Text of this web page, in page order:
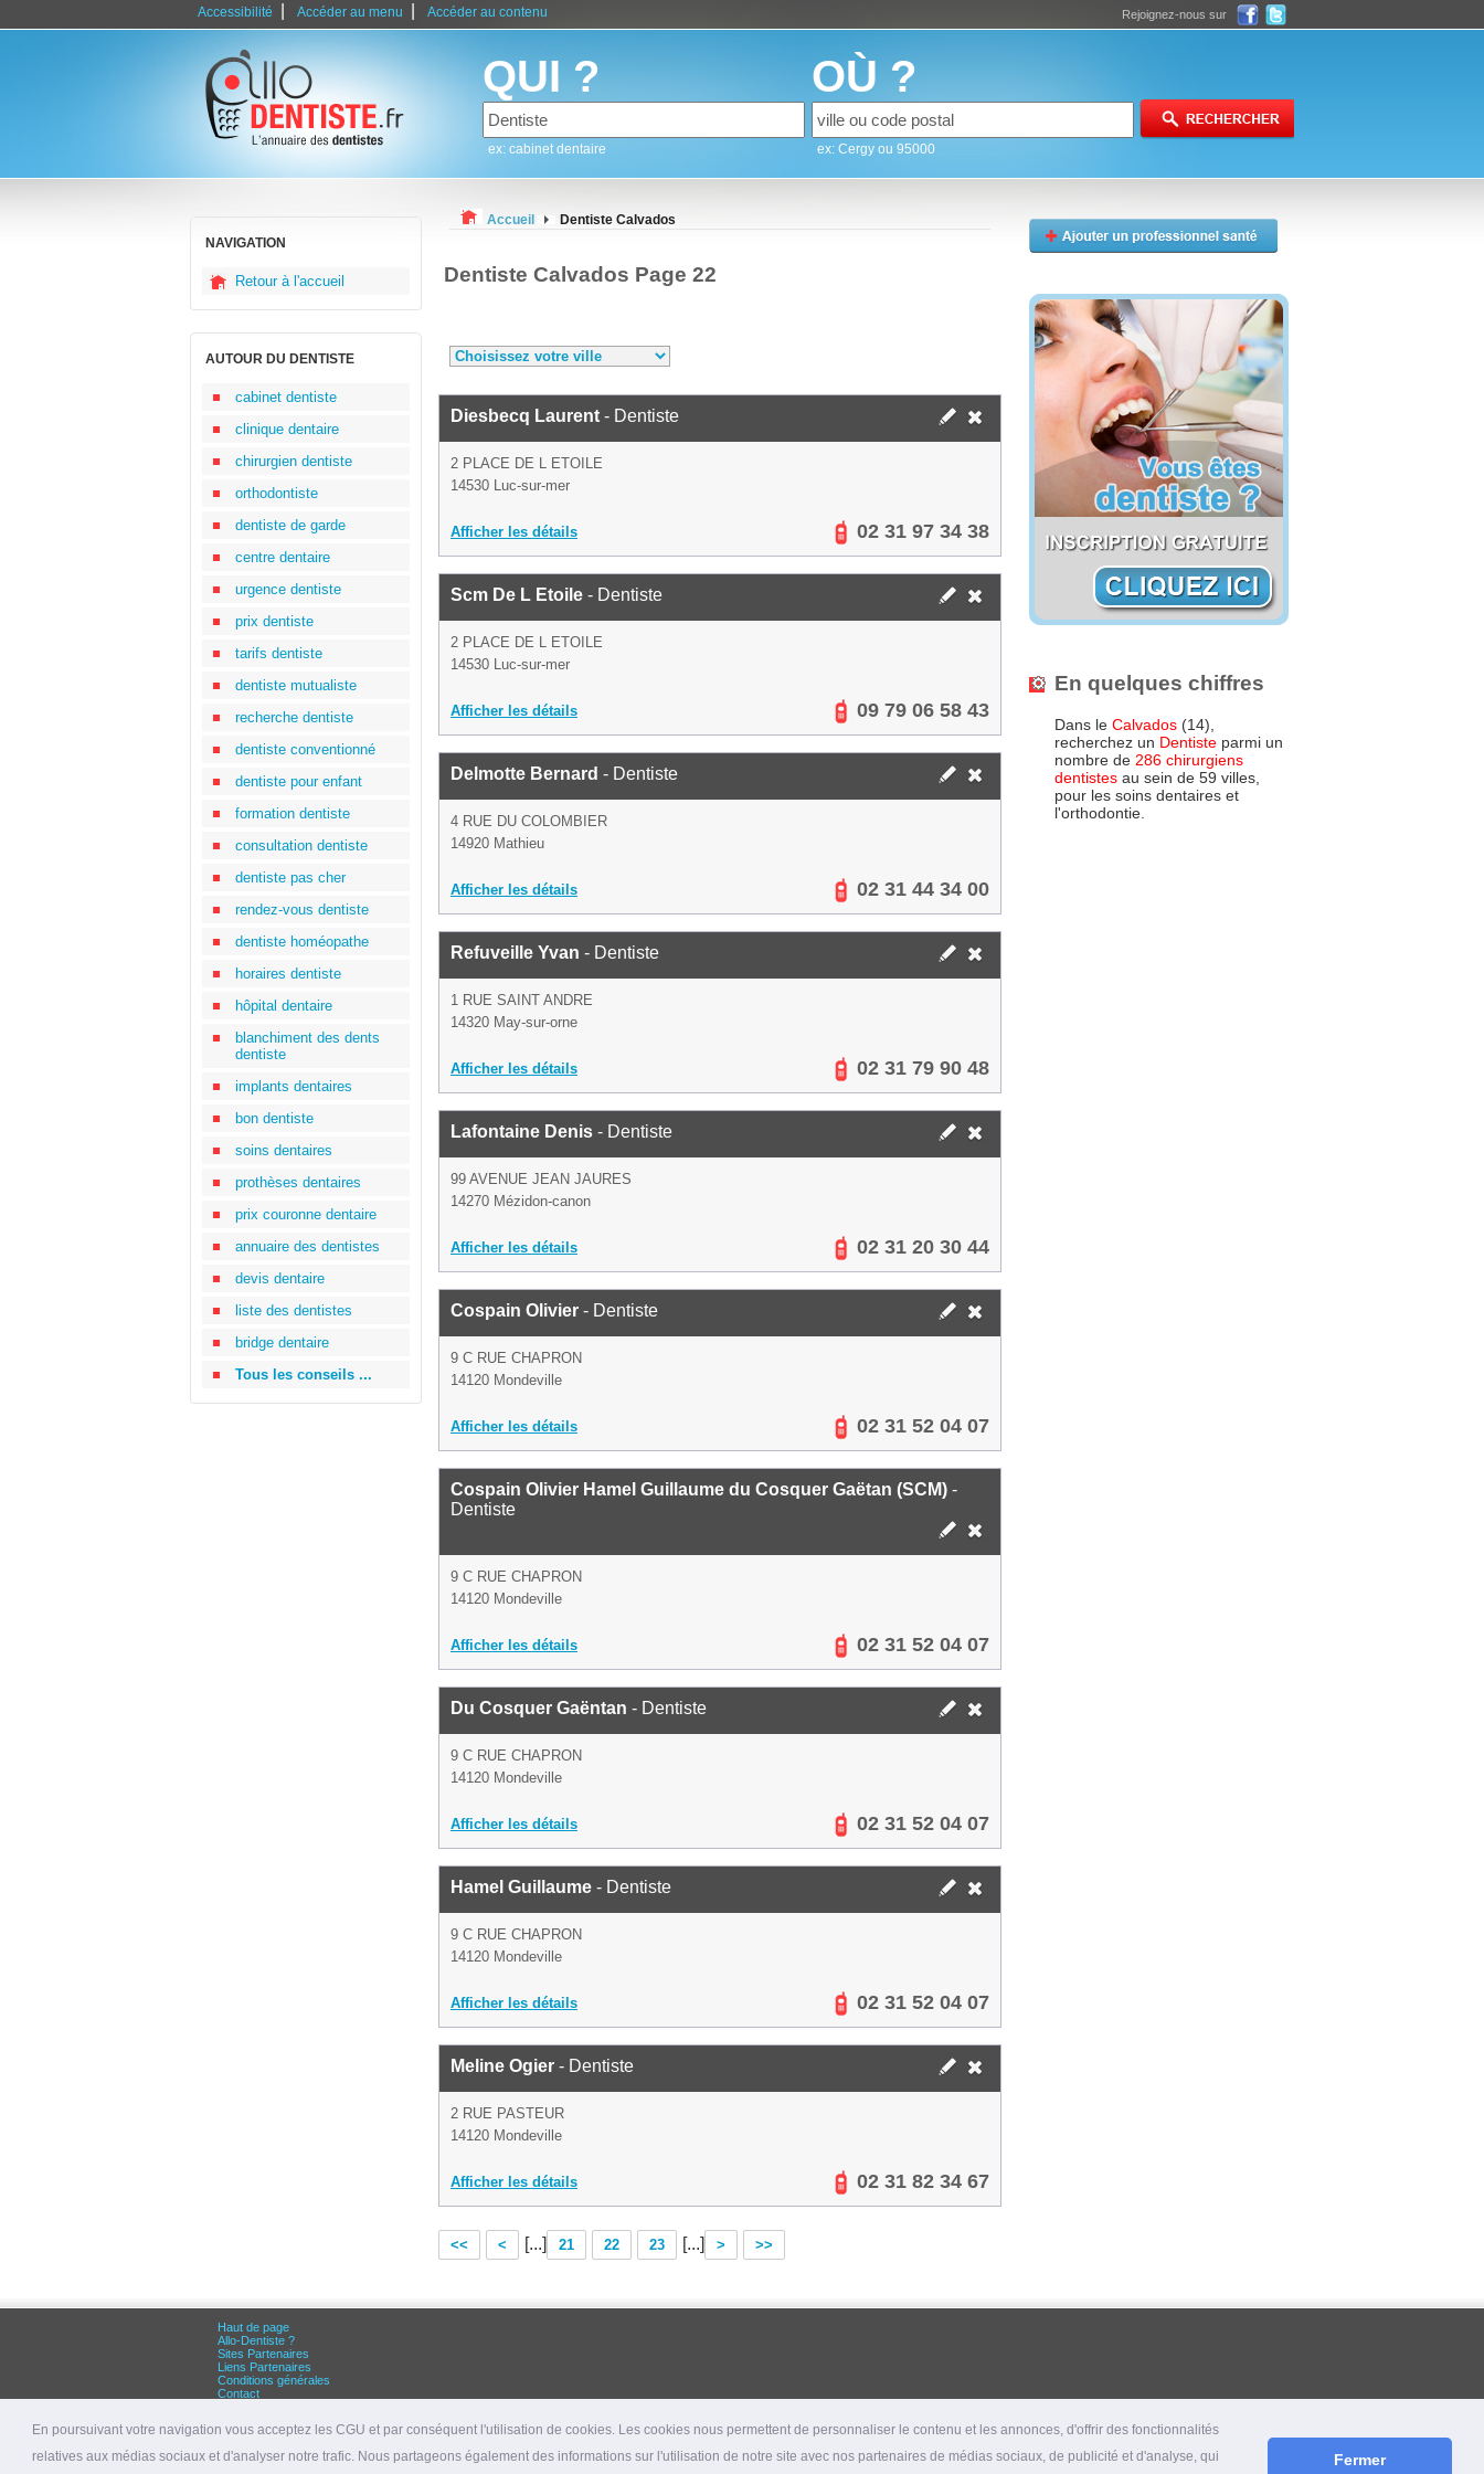
En poursuivant votre navigation vous acceptez les CGU et par conséquent l'utilisation de cookies. Les cookies nous permettent de personnaliser le contenu et les annonces, d'offrir des fonctionnalités
relatives aux médias sociaux et d'analyser notre trafic. Nous partageons également des informations sur l'utilisation de notre site avec nos partenaires de médias sociaux, de publicité et d'analyse, qui
Fermer
Accessibilité Accéder au menu Accéder au contenu Rejoignez-nous sur
QUI ?
ex: cabinet dentaire
OÙ ?
ex: Cergy ou 95000
NAVIGATION
Retour à l'accueil
AUTOUR DU DENTISTE
cabinet dentiste
clinique dentaire
chirurgien dentiste
orthodontiste
dentiste de garde
centre dentaire
urgence dentiste
prix dentiste
tarifs dentiste
dentiste mutualiste
recherche dentiste
dentiste conventionné
dentiste pour enfant
formation dentiste
consultation dentiste
dentiste pas cher
rendez-vous dentiste
dentiste homéopathe
horaires dentiste
hôpital dentaire
blanchiment des dents
dentiste
implants dentaires
bon dentiste
soins dentaires
prothèses dentaires
prix couronne dentaire
annuaire des dentistes
devis dentaire
liste des dentistes
bridge dentaire
Tous les conseils ...
Accueil Dentiste Calvados
Dentiste Calvados Page 22
Diesbecq Laurent - Dentiste
2 PLACE DE L ETOILE
14530 Luc-sur-mer
Afficher les détails 02 31 97 34 38
Scm De L Etoile - Dentiste
2 PLACE DE L ETOILE
14530 Luc-sur-mer
Afficher les détails 09 79 06 58 43
Delmotte Bernard - Dentiste
4 RUE DU COLOMBIER
14920 Mathieu
Afficher les détails 02 31 44 34 00
Refuveille Yvan - Dentiste
1 RUE SAINT ANDRE
14320 May-sur-orne
Afficher les détails 02 31 79 90 48
Lafontaine Denis - Dentiste
99 AVENUE JEAN JAURES
14270 Mézidon-canon
Afficher les détails 02 31 20 30 44
Cospain Olivier - Dentiste
9 C RUE CHAPRON
14120 Mondeville
Afficher les détails 02 31 52 04 07
Cospain Olivier Hamel Guillaume du Cosquer Gaëtan (SCM) -
Dentiste
9 C RUE CHAPRON
14120 Mondeville
Afficher les détails 02 31 52 04 07
Du Cosquer Gaëntan - Dentiste
9 C RUE CHAPRON
14120 Mondeville
Afficher les détails 02 31 52 04 07
Hamel Guillaume - Dentiste
9 C RUE CHAPRON
14120 Mondeville
Afficher les détails 02 31 52 04 07
Meline Ogier - Dentiste
2 RUE PASTEUR
14120 Mondeville
Afficher les détails 02 31 82 34 67
<< < [...] 21 22 23 [...] > >>
En quelques chiffres
Dans le Calvados (14),
recherchez un Dentiste parmi un
nombre de 286 chirurgiens
dentistes au sein de 59 villes,
pour les soins dentaires et
l'orthodontie.
Haut de page
Allo-Dentiste ?
Sites Partenaires
Liens Partenaires
Conditions générales
Contact
Dentiste Lyon